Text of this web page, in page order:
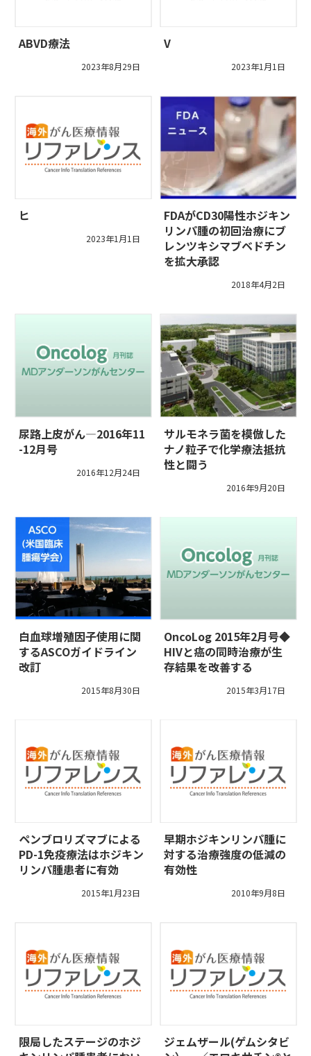
ABVD療法
2023年8月29日
V
2023年1月1日
ヒ
2023年1月1日
FDAがCD30陽性ホジキン
リンパ腫の初回治療にブ
レンツキシマブベドチン
を拡大承認
2018年4月2日
尿路上皮がん―2016年11
-12月号
2016年12月24日
サルモネラ菌を模倣した
ナノ粒子で化学療法抵抗
性と闘う
2016年9月20日
白血球増殖因子使用に関
するASCOガイドライン
改訂
2015年8月30日
OncoLog 2015年2月号◆
HIVと癌の同時治療が生
存結果を改善する
2015年3月17日
ペンブロリズマブによる
PD-1免疫療法はホジキン
リンパ腫患者に有効
2015年1月23日
早期ホジキンリンパ腫に
対する治療強度の低減の
有効性
2010年9月8日
限局したステージのホジ
ジェムザール(ゲムシタビ